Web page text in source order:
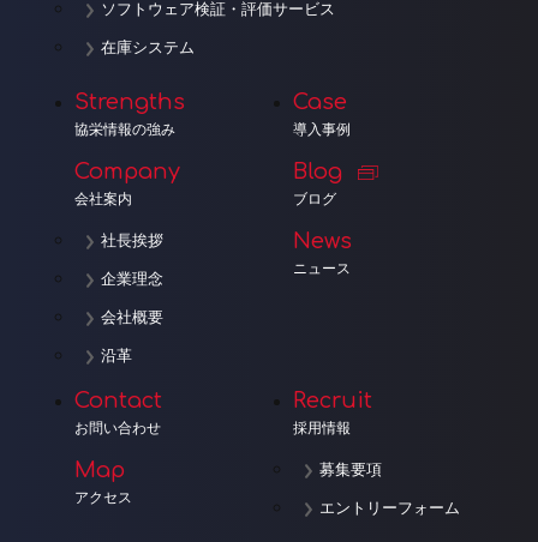
ソフトウェア検証・評価サービス
在庫システム
Strengths
協栄情報の強み
Company
会社案内
社長挨拶
企業理念
会社概要
沿革
Case
導入事例
Blog
ブログ
News
ニュース
Contact
お問い合わせ
Map
アクセス
Recruit
採用情報
募集要項
エントリーフォーム